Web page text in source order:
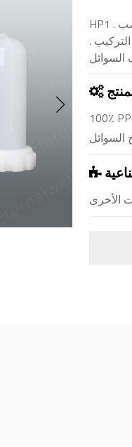
HP1 سلسلة فلتر مصنوع من مادة البولي بروبيلين عالية النقاء ( بي بي ) في وقت واحد حقن صب .
.
100٪ PP نقي ، ترسيب أيوني منخفض للغاية مقاومة التآكل ، مقاومة الأكسدة التوافق الكيميائي
الأخرى